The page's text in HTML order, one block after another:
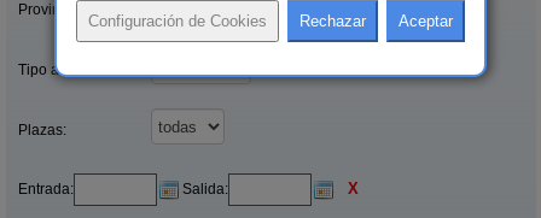
Provincias/Islas:
Tipo alquiler:
Plazas:
Entrada: Salida: X